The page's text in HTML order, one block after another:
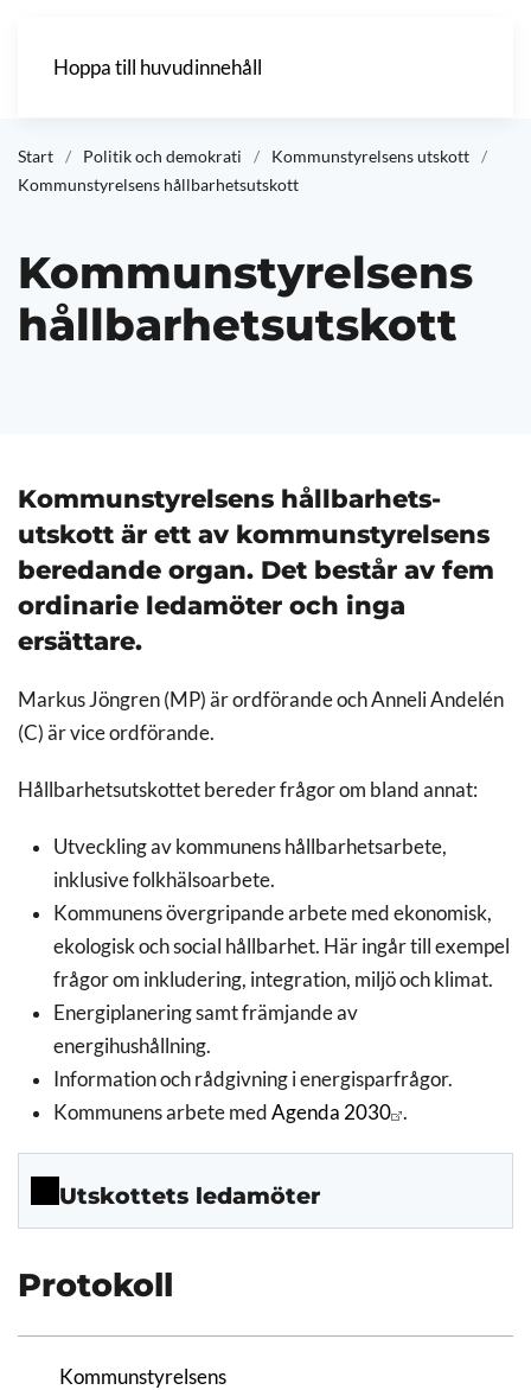
Hoppa till huvudinnehåll
Start Politik och demokrati
Kommunstyrelsens utskott
Kommunstyrelsens hållbarhetsutskott
Kommunstyrelsens
hållbarhetsutskott
Kommun­styrelsens håll­barhets­
utskott är ett av kommunstyrelsens
beredande organ. Det består av fem
ordinarie ledamöter och inga
ersättare.
Markus Jöngren (MP) är ordförande och Anneli Andelén
(C) är vice ordförande.
Hållbarhetsutskottet bereder frågor om bland annat:
Utveckling av kommunens hållbarhetsarbete,
inklusive folkhälsoarbete.
Kommunens övergripande arbete med ekonomisk,
ekologisk och social hållbarhet. Här ingår till exempel
frågor om inkludering, integration, miljö och klimat.
Energiplanering samt främjande av
energihushållning.
Information och rådgivning i energisparfrågor.
Kommunens arbete med Agenda 2030 .
Utskottets ledamöter
Protokoll
Kommunstyrelsens